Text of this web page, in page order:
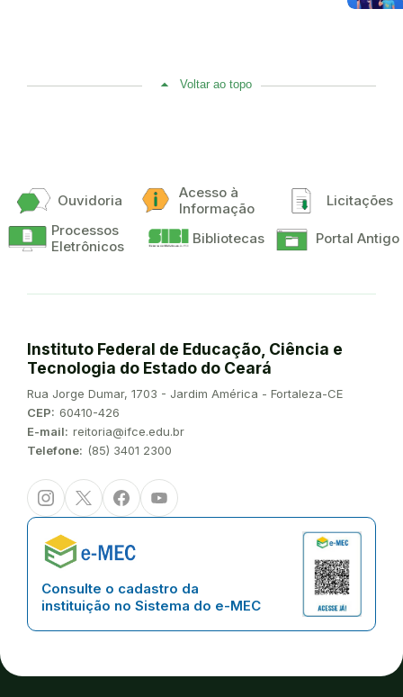
Voltar ao topo
Ouvidoria
Acesso à
Informação
Licitações
Processos
Eletrônicos
Bibliotecas Portal Antigo
Instituto Federal de Educação, Ciência e
Tecnologia do Estado do Ceará
Endereço:
Rua Jorge Dumar, 1703 - Jardim América - Fortaleza-CE
CEP: 60410-426
E-mail: reitoria@ifce.edu.br
Telefone: (85) 3401 2300
InstagramTwitter/XFacebookYoutube
Consulte o cadastro da
instituição no Sistema do e-MEC